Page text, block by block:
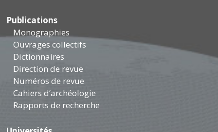
Publications
Monographies
Ouvrages collectifs
Dictionnaires
Direction de revue
Numéros de revue
Cahiers d’archéologie
Rapports de recherche